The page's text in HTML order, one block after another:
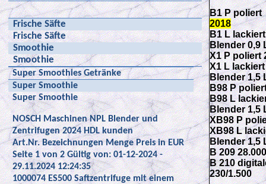
Frische Säfte
Frische Säfte
Smoothie
Smoothie
Super Smoothies Getränke
Super Smoothie
Super Smoothie
NOSCH Maschinen NPL Blender und
Zentrifugen 2024 HDL kunden
Art.Nr. Bezeichnungen Menge Preis in EUR
Seite 1 von 2 Gültig von: 01-12-2024 -
29.11.2024 12:24:35
1000074 ES500 Saftzentrifuge mit einem
B1 P poliert
2018
B1 L lackiert
Blender 0,9
X1 P poliert
X1 L lackiert
Blender 1,5
B98 P
B98 L
Blender 1,5
XB98 P
XB98 L
Blender 1,5
B 209
B 210
230/1.500